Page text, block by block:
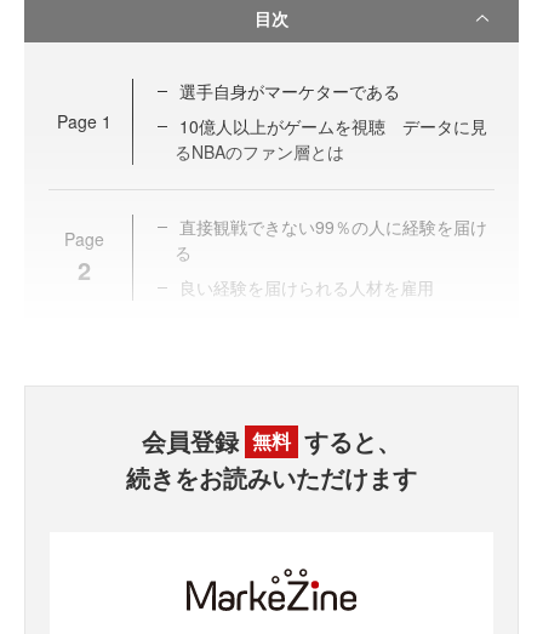
目次
Page 1
選手自身がマーケターである
10億人以上がゲームを視聴 データに見
るNBAのファン層とは
Page
2
直接観戦できない99％の人に経験を届け
る
良い経験を届けられる人材を雇用
会員登録 無料 すると、
続きをお読みいただけます